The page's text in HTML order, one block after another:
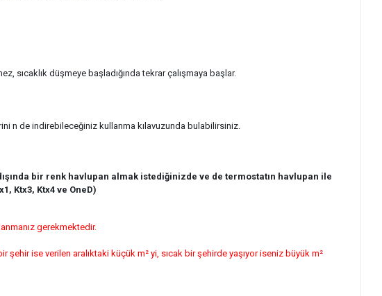
sıcaklık düşmeye başladığında tekrar çalışmaya başlar.
n de indirebileceğiniz kullanma kılavuzunda bulabilirsiniz.
bir renk havlupan almak istediğinizde ve de termostatın havlupan ile
Ktx3, Ktx4 ve OneD)
gerekmektedir.
ise verilen aralıktaki küçük m² yi, sıcak bir şehirde yaşıyor iseniz büyük m²